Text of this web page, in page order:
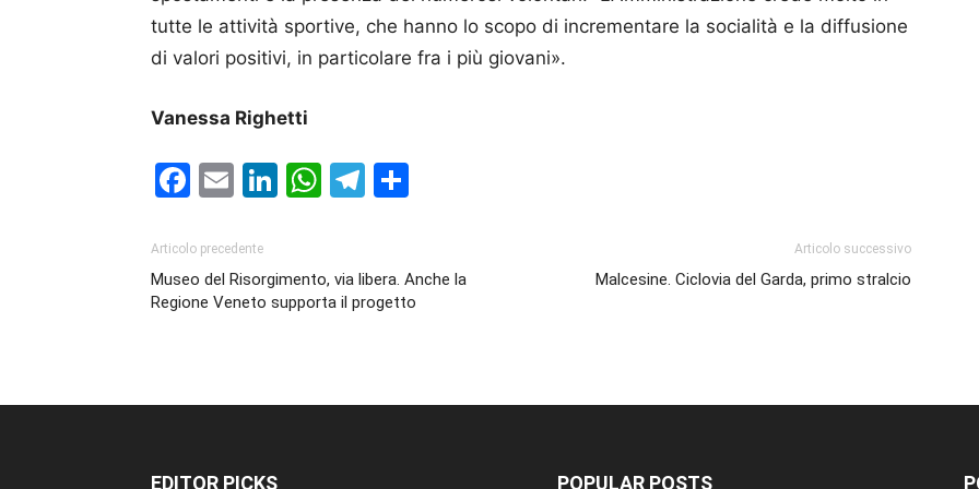
tutte le attività sportive, che hanno lo scopo di incrementare la socialità e la diffusione
di valori positivi, in particolare fra i più giovani».
Vanessa Righetti
Facebook
EmailLinkedIn
WhatsApp
Telegram
Articolo precedente
Museo del Risorgimento, via libera. Anche la
Regione Veneto supporta il progetto
Articolo successivo
Malcesine. Ciclovia del Garda, primo stralcio
EDITOR PICKS POPULAR POSTS